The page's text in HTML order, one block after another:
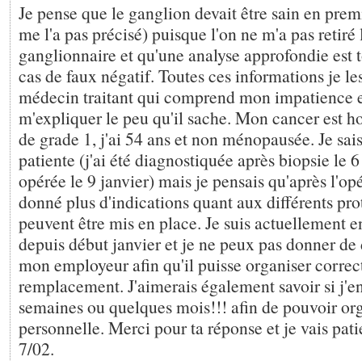
Je pense que le ganglion devait être sain en
me l'a pas précisé) puisque l'on ne m'a pas
ganglionnaire et qu'une analyse approfondie est
cas de faux négatif. Toutes ces informations je
médecin traitant qui comprend mon impatience
m'expliquer le peu qu'il sache. Mon cancer est
de grade 1, j'ai 54 ans et non ménopausée. Je
patiente (j'ai été diagnostiquée après biopsie le
opérée le 9 janvier) mais je pensais qu'après
donné plus d'indications quant aux différents
peuvent être mis en place. Je suis actuellement
depuis début janvier et je ne peux pas donner de
mon employeur afin qu'il puisse organiser
remplacement. J'aimerais également savoir si
semaines ou quelques mois!!! afin de pouvoir
personnelle. Merci pour ta réponse et je vais
7/02.